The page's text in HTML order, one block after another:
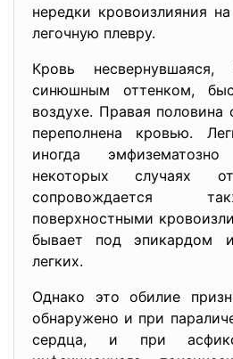
нередки кровоизлияния
легочную плевру.
Кровь несвернувшаяся,
синюшным оттенком,
воздухе. Правая половина
переполнена кровью.
иногда
некоторых случаях
сопровождается
поверхностными
бывает под эпикардом
легких.
Однако это обилие
обнаружено и при
сердца, и при